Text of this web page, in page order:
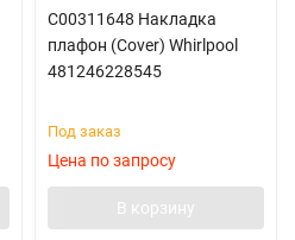
C00311648 Накладка
плафон (Cover) Whirlpool
481246228545
Под заказ
Цена по запросу
В корзину